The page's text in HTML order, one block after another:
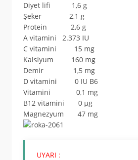
Diyet lifi 1,6 g
Şeker 2,1 g
Protein 2,6 g
A vitamini 2.373 IU
C vitamini 15 mg
Kalsiyum 160 mg
Demir 1,5 mg
D vitamini 0 IU B6
Vitamini 0,1 mg
B12 vitamini 0 µg
Magnezyum 47 mg
UYARI :